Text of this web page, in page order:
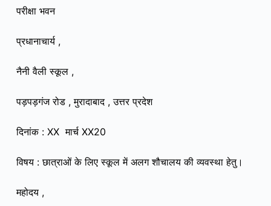
परीक्षा भवन
प्रधानाचार्य ,
नैनी वैली स्कूल ,
पड़पड़गंज रोड , मुरादाबाद , उत्तर प्रदेश
दिनांक : XX मार्च XX20
विषय : छात्राओं के लिए स्कूल में अलग शौचालय की व्यवस्था हेतु।
महोदय ,